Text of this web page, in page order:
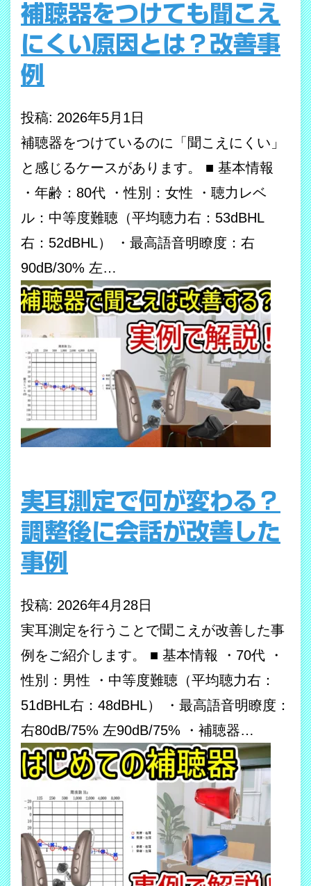
補聴器をつけても聞こえ
にくい原因とは？改善事
例
投稿: 2026年5月1日
補聴器をつけているのに「聞こえにくい」
と感じるケースがあります。 ■ 基本情報
・年齢：80代 ・性別：女性 ・聴力レベ
ル：中等度難聴（平均聴力右：53dBHL
右：52dBHL） ・最高語音明瞭度：右
90dB/30% 左…
実耳測定で何が変わる？
調整後に会話が改善した
事例
投稿: 2026年4月28日
実耳測定を行うことで聞こえが改善した事
例をご紹介します。 ■ 基本情報 ・70代 ・
性別：男性 ・中等度難聴（平均聴力右：
51dBHL右：48dBHL） ・最高語音明瞭度：
右80dB/75% 左90dB/75% ・補聴器…